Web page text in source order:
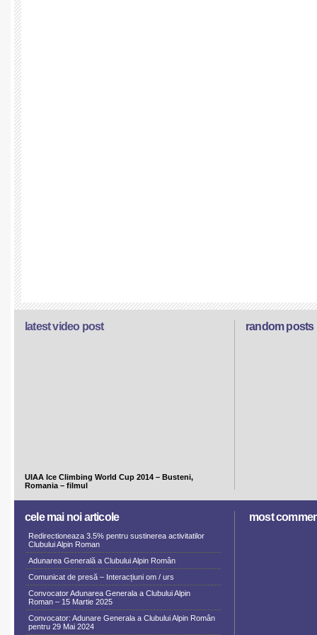
random posts
latest video post
UIAA Ice Climbing World Cup 2014 – Busteni,
Romania – filmul
cele mai noi articole
Redirectioneaza 3.5% pentru sustinerea activitatilor
Clubului Alpin Roman
Adunarea Generală a Clubului Alpin Român
Comunicat de presă – Interacțiuni om / urs
Convocator Adunarea Generala a Clubului Alpin
Roman – 15 Martie 2025
Convocator: Adunare Generala a Clubului Alpin Român
pentru 29 Mai 2024
most